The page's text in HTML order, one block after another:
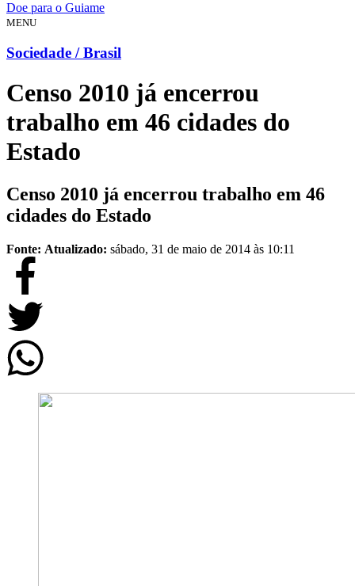
Doe para o Guiame
MENU
Sociedade / Brasil
Censo 2010 já encerrou
trabalho em 46 cidades do
Estado
Censo 2010 já encerrou trabalho em 46
cidades do Estado
Fonte: Atualizado: sábado, 31 de maio de 2014 às 10:11